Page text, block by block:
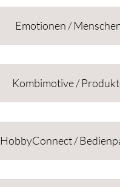
Emotionen /
Kombimotive /
HobbyConnect /